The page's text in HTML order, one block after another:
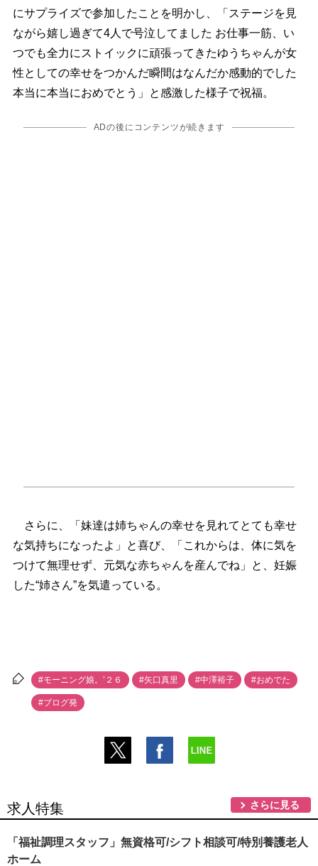
にサプライズで参加したことを明かし、「ステージを見
ながら嬉し過ぎて4人で号泣してました お仕事一筋、い
つでも全力にストイックに頑張ってきたゆうちゃんが女
性としての幸せをつかんだ瞬間はなんだか感動的でした
本当に本当におめでとう」と感激した様子で祝福。
ADの後にコンテンツが続きます
さらに、「妹達は姉ちゃんの幸せを見れてとても幸せ
な気持ちになったよ」と喜び、「これからは、体に気を
つけて無理せず、元気な赤ちゃんを産んでね」と、妊娠
した“姉さん”を気遣っている。
#モーニング娘。’２６ #矢口真里 #中澤裕子 #おめでた
#ブログ発
求人特集 さらに見る
「福祉調理スタッフ」無資格可/シフト相談可/特別養護老人
ホーム